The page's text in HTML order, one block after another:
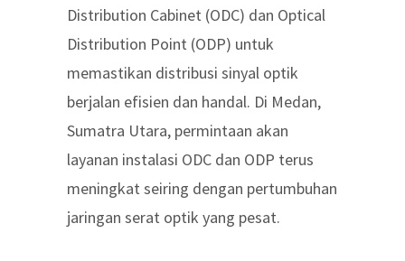
Distribution Cabinet (ODC) dan Optical
Distribution Point (ODP) untuk
memastikan distribusi sinyal optik
berjalan efisien dan handal. Di Medan,
Sumatra Utara, permintaan akan
layanan instalasi ODC dan ODP terus
meningkat seiring dengan pertumbuhan
jaringan serat optik yang pesat.